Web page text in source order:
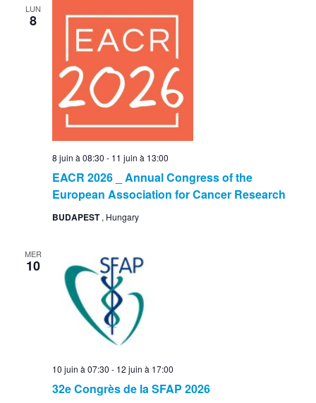
LUN
8
EACR 2026 _ Annual Congress of the
European Association for Cancer Research
8 juin à 08:30 - 11 juin à 13:00
BUDAPEST, Hungary
MER
10
32e Congrès de la SFAP 2026
10 juin à 07:30 - 12 juin à 17:00